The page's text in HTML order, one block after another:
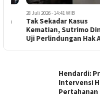
28 Juli 2026 - 14:41 WIB
Tak Sekadar Kasus
Kematian, Sutrimo Dinilai
Uji Perlindungan Hak Asasi
TARUNABANTENHendardi:
Intervensi
Pertahanan